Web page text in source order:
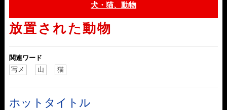
犬・猫、動物
放置された動物
関連ワード
写メ
山 猫
ホットタイトル